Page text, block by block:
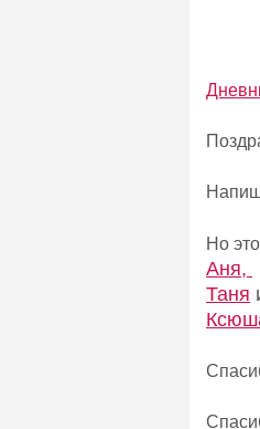
Но
Аня,
Таня